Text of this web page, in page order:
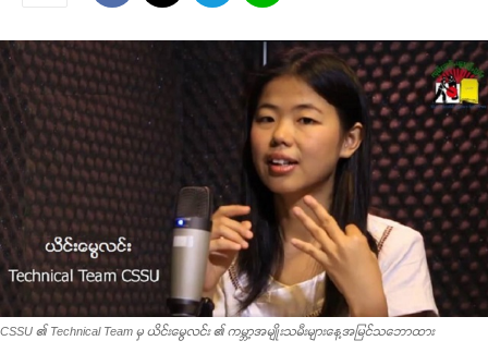
CSSU ၏ Technical Team မှ ယိင်းမွေလင်း ၏ ကမ္ဘာ့အမျိုးသမီးများနေ့အမြင်သဘောထား